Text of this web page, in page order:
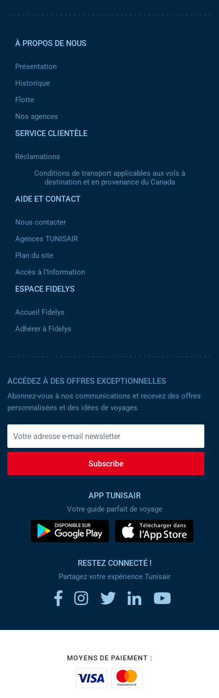
À PROPOS DE NOUS
Présentation
Historique
Flotte
Nos agences
SERVICE CLIENTÈLE
Réclamations
Conditions de transport applicables aux vols à
destination et en provenance du Canada
AIDE ET CONTACT
Nous contacter
Agences TUNISAIR
Plan du site
Accès à l’Information
ESPACE FIDELYS
Accueil Fidelys
Adhérer à Fidelys
ACCÉDEZ À DES OFFRES EXCEPTIONNELLES
Abonnez-vous à nos communications et recevez des offres
personnalisées et des idées de voyages.
Subscribe
APP TUNISAIR
Votre guide parfait de voyage
RESTEZ CONNECTÉ !
Partagez votre expérience Tunisair
MOYENS DE PAIEMENT :